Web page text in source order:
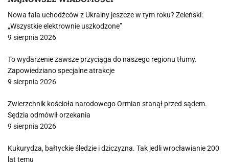
Nowa fala uchodźców z Ukrainy jeszcze w tym roku? Zeleński:
„Wszystkie elektrownie uszkodzone”
9 sierpnia 2026
To wydarzenie zawsze przyciąga do naszego regionu tłumy.
Zapowiedziano specjalne atrakcje
9 sierpnia 2026
Zwierzchnik kościoła narodowego Ormian stanął przed sądem.
Sędzia odmówił orzekania
9 sierpnia 2026
Kukurydza, bałtyckie śledzie i dziczyzna. Tak jedli wrocławianie 200
lat temu